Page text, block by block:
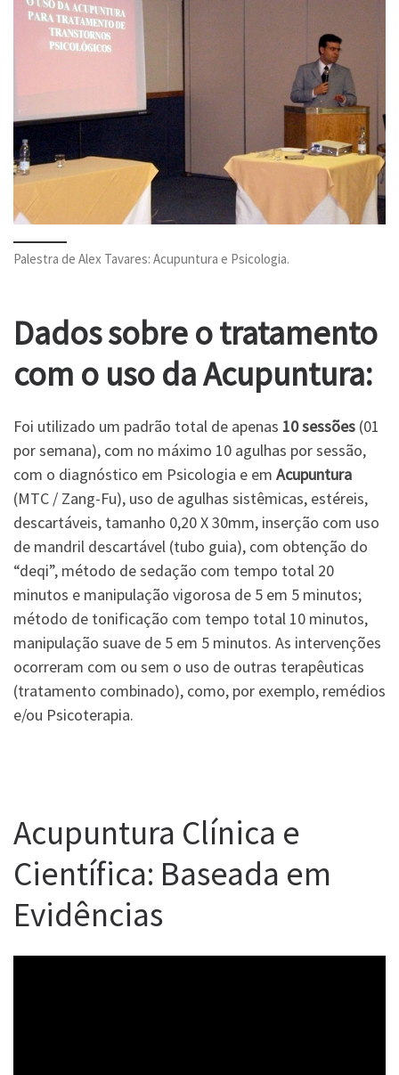
Palestra de Alex Tavares: Acupuntura e Psicologia.
Dados sobre o tratamento
com o uso da Acupuntura:
Foi utilizado um padrão total de apenas 10 sessões (01
por semana), com no máximo 10 agulhas por sessão,
com o diagnóstico em Psicologia e em Acupuntura
(MTC / Zang-Fu), uso de agulhas sistêmicas, estéreis,
descartáveis, tamanho 0,20 X 30mm, inserção com uso
de mandril descartável (tubo guia), com obtenção do
“deqi”, método de sedação com tempo total 20
minutos e manipulação vigorosa de 5 em 5 minutos;
método de tonificação com tempo total 10 minutos,
manipulação suave de 5 em 5 minutos. As intervenções
ocorreram com ou sem o uso de outras terapêuticas
(tratamento combinado), como, por exemplo, remédios
e/ou Psicoterapia.
Acupuntura Clínica e
Científica: Baseada em
Evidências